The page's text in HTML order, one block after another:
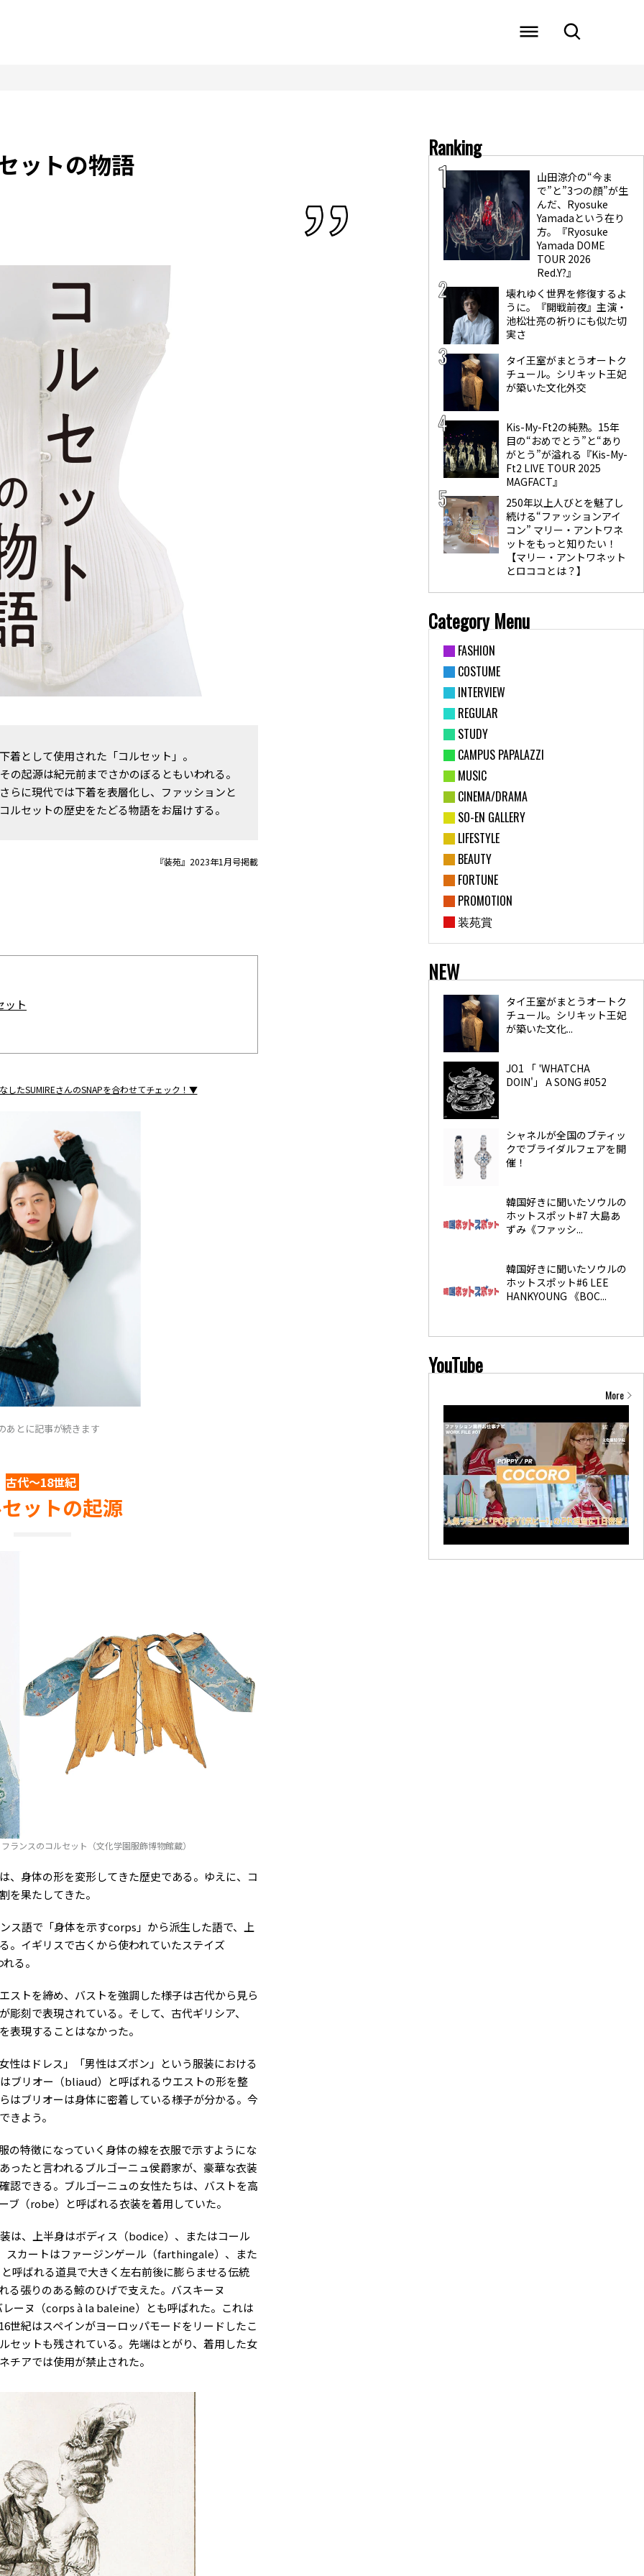
ットの物語
着として使用された「コルセット」。
の起源は紀元前までさかのぼるともいわれる。
らに現代では下着を表層化し、ファッションと
ルセットの歴史をたどる物語をお届けする。
『装苑』2023年1月号掲載
ット
したSUMIREさんのSNAPを合わせてチェック！▼
あとに記事が続きます
古代〜18世紀
ットの起源
ランスのコルセット（文化学園服飾博物館蔵）
身体の形を変形してきた歴史である。ゆえに、コ
を果たしてきた。
語で「身体を示すcorps」から派生した語で、上
。イギリスで古くから使われていたステイズ
る。
トを締め、バストを強調した様子は古代から見ら
刻で表現されている。そして、古代ギリシア、
表現することはなかった。
はドレス」「男性はズボン」という服装における
ブリオー（bliaud）と呼ばれるウエストの形を整
はブリオーは身体に密着している様子が分かる。今
きよう。
特徴になっていく身体の線を衣服で示すようにな
ったと言われるブルゴーニュ侯爵家が、豪華な衣装
認できる。ブルゴーニュの女性たちは、バストを高
ブ（robe）と呼ばれる衣装を着用していた。
、上半身はボディス（bodice）、またはコール
スカートはファージンゲール（farthingale）、また
呼ばれる道具で大きく左右前後に膨らませる伝統
る張りのある鯨のひげで支えた。バスキーヌ
ーヌ（corps à la baleine）とも呼ばれた。これは
世紀はスペインがヨーロッパモードをリードしたこ
セットも残されている。先端はとがり、着用した女
チアでは使用が禁止された。
Ranking
山田涼介の“今ま
で”と”3つの顔”が生
んだ、Ryosuke
Yamadaという在り
方。『Ryosuke
Yamada DOME
TOUR 2026
Red.Y?』
壊れゆく世界を修復するよ
うに。『開戦前夜』主演・
池松壮亮の祈りにも似た切
実さ
タイ王室がまとうオートク
チュール。シリキット王妃
が築いた文化外交
Kis-My-Ft2の純熟。15年
目の“おめでとう”と“あり
がとう”が溢れる『Kis-My-
Ft2 LIVE TOUR 2025
MAGFACT』
250年以上人びとを魅了し
続ける“ファッションアイ
コン” マリー・アントワネ
ットをもっと知りたい！
【マリー・アントワネット
とロココとは？】
Category Menu
FASHION
COSTUME
INTERVIEW
REGULAR
STUDY
CAMPUS PAPALAZZI
MUSIC
CINEMA/DRAMA
SO-EN GALLERY
LIFESTYLE
BEAUTY
FORTUNE
PROMOTION
装苑賞
NEW
タイ王室がまとうオートク
チュール。シリキット王妃
が築いた文化...
JO1 「 'WHATCHA
DOIN'」 A SONG #052
シャネルが全国のブティッ
クでブライダルフェアを開
催！
韓国好きに聞いたソウルの
ホットスポット#7 大島あ
ずみ《ファッシ...
韓国好きに聞いたソウルの
ホットスポット#6 LEE
HANKYOUNG 《BOC...
YouTube
More